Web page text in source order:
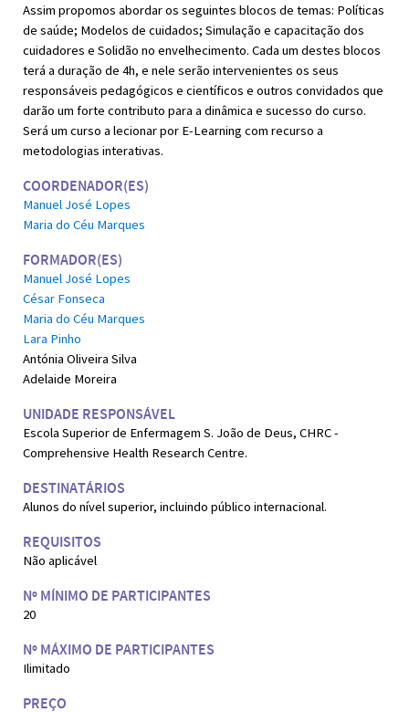
Assim propomos abordar os seguintes blocos de temas: Políticas
de saúde; Modelos de cuidados; Simulação e capacitação dos
cuidadores e Solidão no envelhecimento. Cada um destes blocos
terá a duração de 4h, e nele serão intervenientes os seus
responsáveis pedagógicos e científicos e outros convidados que
darão um forte contributo para a dinâmica e sucesso do curso.
Será um curso a lecionar por E-Learning com recurso a
metodologias interativas.
COORDENADOR(ES)
Manuel José Lopes
Maria do Céu Marques
FORMADOR(ES)
Manuel José Lopes
César Fonseca
Maria do Céu Marques
Lara Pinho
Antónia Oliveira Silva
Adelaide Moreira
UNIDADE RESPONSÁVEL
Escola Superior de Enfermagem S. João de Deus, CHRC -
Comprehensive Health Research Centre.
DESTINATÁRIOS
Alunos do nível superior, incluindo público internacional.
REQUISITOS
Não aplicável
Nº MÍNIMO DE PARTICIPANTES
20
Nº MÁXIMO DE PARTICIPANTES
Ilimitado
PREÇO